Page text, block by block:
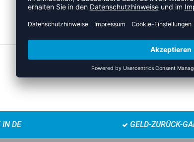
ZULETZT
IN DE GELD-ZURÜCK-